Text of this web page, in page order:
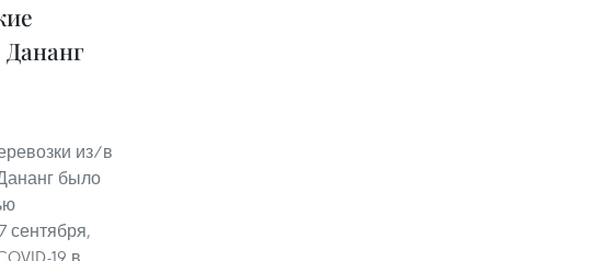
из/в
было
сентября,
19 в